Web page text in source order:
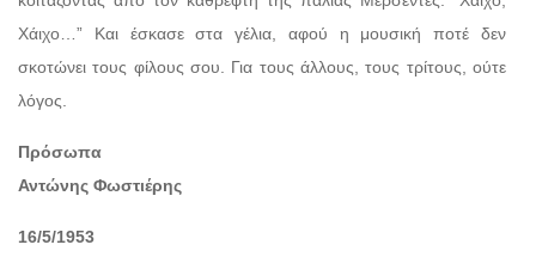
Χάιχο…” Και έσκασε στα γέλια, αφού η μουσική ποτέ δεν
σκοτώνει τους φίλους σου. Για τους άλλους, τους τρίτους, ούτε
λόγος.
Πρόσωπα
Αντώνης Φωστιέρης
16/5/1953